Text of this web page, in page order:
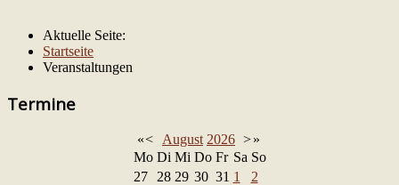
Aktuelle Seite:
Startseite
Veranstaltungen
Termine
«< August 2026 >»
Mo Di Mi Do Fr Sa So
27
28 29 30 31 1
2